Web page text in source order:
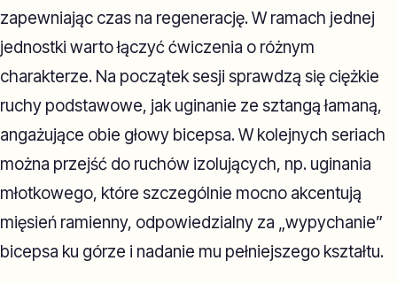
zapewniając czas na regenerację. W ramach jednej
jednostki warto łączyć ćwiczenia o różnym
charakterze. Na początek sesji sprawdzą się ciężkie
ruchy podstawowe, jak uginanie ze sztangą łamaną,
angażujące obie głowy bicepsa. W kolejnych seriach
można przejść do ruchów izolujących, np. uginania
młotkowego, które szczególnie mocno akcentują
mięsień ramienny, odpowiedzialny za „wypychanie”
bicepsa ku górze i nadanie mu pełniejszego kształtu.